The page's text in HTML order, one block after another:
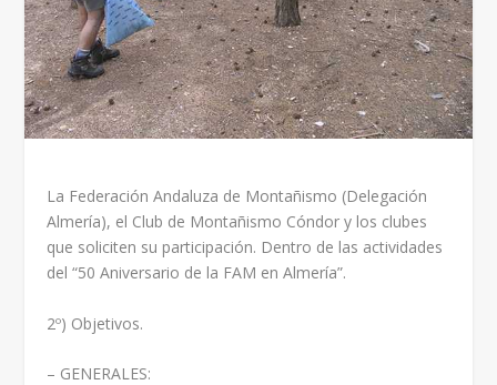
La Federación Andaluza de Montañismo (Delegación
Almería), el Club de Montañismo Cóndor y los clubes
que soliciten su participación. Dentro de las actividades
del “50 Aniversario de la FAM en Almería”.
2º) Objetivos.
– GENERALES: